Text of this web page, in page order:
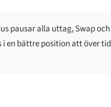
pausar alla uttag, Swap och
en bättre position att över tid